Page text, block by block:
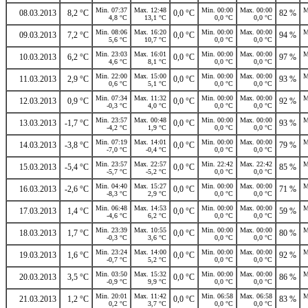
08.03.2013 8,2 °C
Min. 07:37
4,8 °C
Max. 12:48
13,1 °C
0,0 °C
Min. 00:00
0,0 °C
Max. 00:00
0,0 °C
82 %
09.03.2013 7,2 °C
Min. 08:06
5,6 °C
Max. 16:20
10,7 °C
0,0 °C
Min. 00:00
0,0 °C
Max. 00:00
0,0 °C
94 %
10.03.2013 6,2 °C
Min. 23:03
4,6 °C
Max. 16:01
8,1 °C
0,0 °C
Min. 00:00
0,0 °C
Max. 00:00
0,0 °C
97 %
11.03.2013 2,9 °C
Min. 22:00
0,6 °C
Max. 15:00
5,1 °C
0,0 °C
Min. 00:00
0,0 °C
Max. 00:00
0,0 °C
93 %
12.03.2013 0,9 °C
Min. 07:34
-0,3 °C
Max. 11:32
4,0 °C
0,0 °C
Min. 00:00
0,0 °C
Max. 00:00
0,0 °C
92 %
13.03.2013 -1,7 °C
Min. 23:57
-4,2 °C
Max. 00:48
1,9 °C
0,0 °C
Min. 00:00
0,0 °C
Max. 00:00
0,0 °C
93 %
14.03.2013 -3,8 °C
Min. 07:19
-7,0 °C
Max. 14:01
-0,4 °C
0,0 °C
Min. 00:00
0,0 °C
Max. 00:00
0,0 °C
79 %
15.03.2013 -5,4 °C
Min. 23:57
-5,7 °C
Max. 22:57
-5,2 °C
0,0 °C
Min. 22:42
0,0 °C
Max. 22:42
0,0 °C
85 %
16.03.2013 -2,6 °C
Min. 04:40
-8,3 °C
Max. 15:27
2,9 °C
0,0 °C
Min. 00:00
0,0 °C
Max. 00:00
0,0 °C
71 %
17.03.2013 1,4 °C
Min. 06:48
-4,6 °C
Max. 14:53
6,2 °C
0,0 °C
Min. 00:00
0,0 °C
Max. 00:00
0,0 °C
59 %
18.03.2013 1,7 °C
Min. 23:39
-0,3 °C
Max. 10:55
3,6 °C
0,0 °C
Min. 00:00
0,0 °C
Max. 00:00
0,0 °C
80 %
19.03.2013 1,6 °C
Min. 23:24
-0,7 °C
Max. 14:00
5,2 °C
0,0 °C
Min. 00:00
0,0 °C
Max. 00:00
0,0 °C
92 %
20.03.2013 3,5 °C
Min. 03:50
-0,9 °C
Max. 15:32
9,9 °C
0,0 °C
Min. 00:00
0,0 °C
Max. 00:00
0,0 °C
86 %
21.03.2013 1,2 °C
Min. 20:01
0,2 °C
Max. 11:42
3,7 °C
0,0 °C
Min. 06:58
0,0 °C
Max. 06:58
0,0 °C
83 %